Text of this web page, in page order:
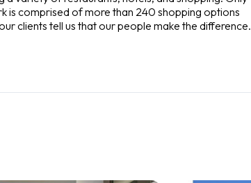
is comprised of more than 240 shopping options
clients tell us that our people make the difference.